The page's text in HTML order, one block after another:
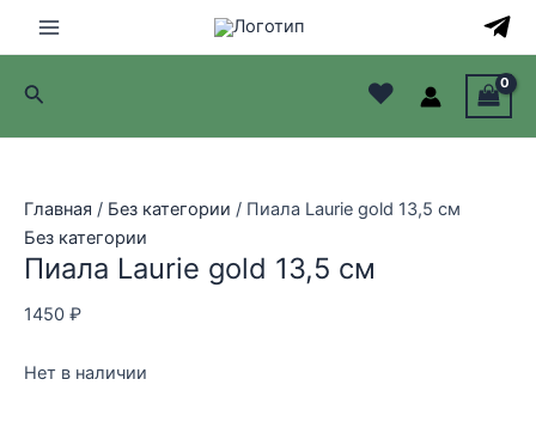
Main
Menu
Поиск ♥
Главная / Без категории / Пиала Laurie gold 13,5 см
Без категории
Пиала Laurie gold 13,5 см
1450 ₽
Нет в наличии